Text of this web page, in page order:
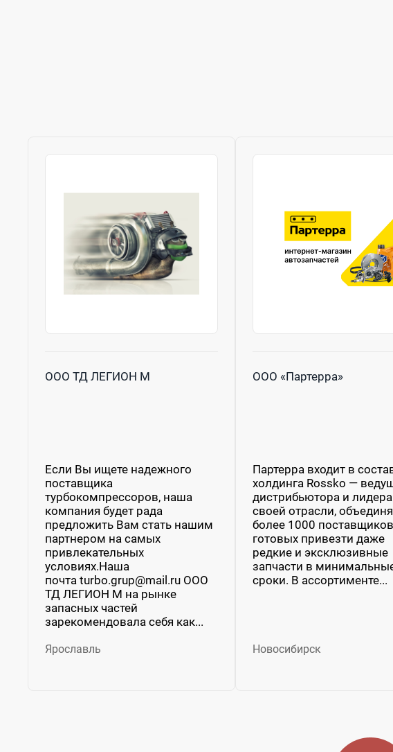
ООО ТД ЛЕГИОН М
Если Вы ищете надежного
поставщика
турбокомпрессоров, наша
компания будет рада
предложить Вам стать нашим
партнером на самых
привлекательных
условиях.Наша
почта turbo.grup@mail.ru ООО
ТД ЛЕГИОН М на рынке
запасных частей
зарекомендовала себя как...
Ярославль
ООО «Партерра»
Партерра входит в
холдинга Rossko —
дистрибьютора и лидера
своей отрасли,
более 1000
готовых привезти даже
редкие и эксклюзивные
запчасти в
сроки. В ассортименте...
Новосибирск